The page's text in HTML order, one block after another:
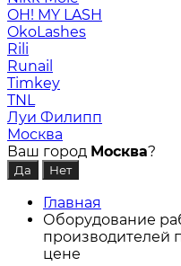
OH! MY LASH
OkoLashes
Rili
Runail
Timkey
TNL
Луи Филипп
Москва
Ваш город Москва?
Главная
Оборудование
производителей
цене